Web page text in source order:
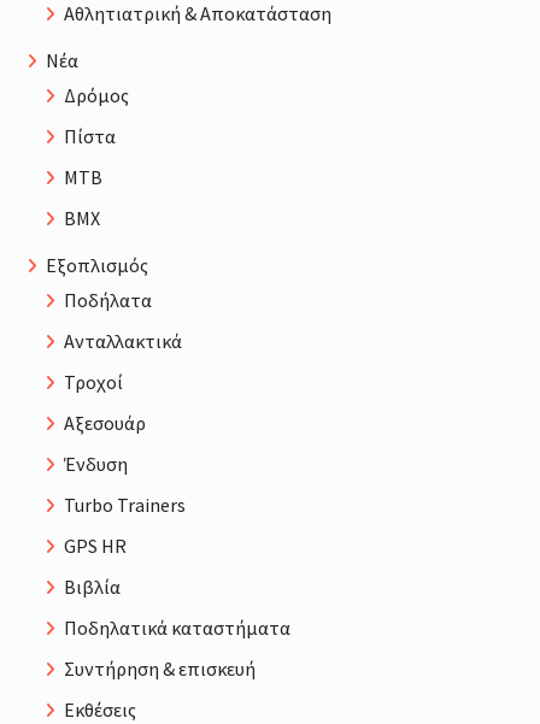
Αθλητιατρική & Αποκατάσταση
Νέα
Δρόμος
Πίστα
MTB
BMX
Εξοπλισμός
Ποδήλατα
Ανταλλακτικά
Τροχοί
Αξεσουάρ
Ένδυση
Turbo Trainers
GPS HR
Βιβλία
Ποδηλατικά καταστήματα
Συντήρηση & επισκευή
Εκθέσεις